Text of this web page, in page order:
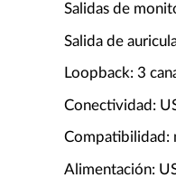
Salidas de
Salida de
Loopback: 3
Conectividad:
Compatibilidad:
Alimentación: